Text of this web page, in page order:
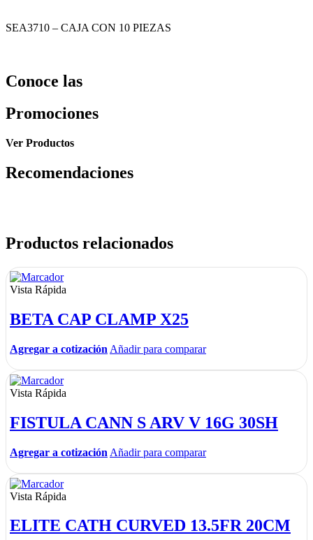
SEA3710 – CAJA CON 10 PIEZAS
Conoce las
Promociones
Ver Productos
Recomendaciones
Productos relacionados
Vista Rápida
BETA CAP CLAMP X25
Agregar a cotización Añadir para comparar
Vista Rápida
FISTULA CANN S ARV V 16G 30SH
Agregar a cotización Añadir para comparar
Vista Rápida
ELITE CATH CURVED 13.5FR 20CM